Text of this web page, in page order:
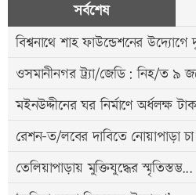
সর্বশেষ
বিশ্বনাথে শাহ ফাউন্ডেশনের উদ্যোগে
ওসমানীনগর ট্র্যা/জেডি: নিহ/ত ৯
মইনউদ্দীনের ঘর নির্মাণে অর্ধলক্ষ
রেশন-ত/লবের দাবিতে নোয়াপাড়া চা
তেলিয়াপাড়ায় মুক্তিযুদ্ধের স্মৃতিস্তম্ভ...